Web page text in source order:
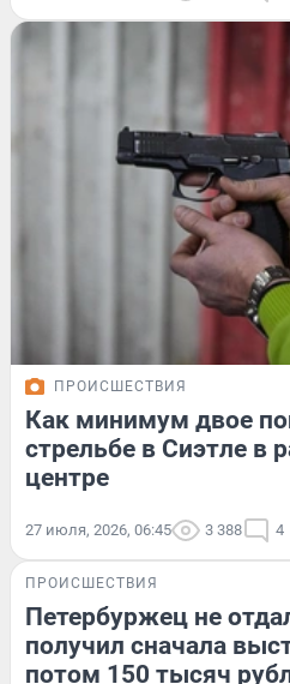
ПРОИСШЕСТВИЯ
Как минимум двое
стрельбе в Сиэтле в
центре
27 июля, 2026, 06:45 3 388 4
ПРОИСШЕСТВИЯ
Петербуржец не
получил сначала
потом 150 тысяч